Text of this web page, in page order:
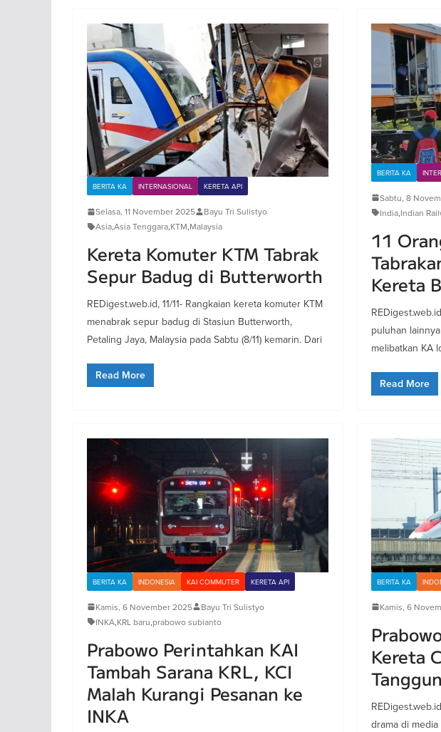
BERITA KA INTERNASIONAL KERETA API
Selasa, 11 November 2025
Bayu Tri Sulistyo
Asia,Asia Tenggara,KTM,Malaysia
Kereta Komuter KTM Tabrak
Sepur Badug di Butterworth
REDigest.web.id, 11/11- Rangkaian kereta komuter KTM
menabrak sepur badug di Stasiun Butterworth,
Petaling Jaya, Malaysia pada Sabtu (8/11) kemarin. Dari
Read More
BERITA KA
Sabtu, 8
India,Indian
11
Kereta
puluhan
melibatkan KA
Read More
BERITA KA INDONESIA KAI COMMUTER KERETA API
Kamis, 6 November 2025
Bayu Tri Sulistyo
INKA,KRL baru,prabowo subianto
Prabowo Perintahkan KAI
Tambah Sarana KRL, KCI
Malah Kurangi Pesanan ke
INKA
BERITA KA
Kamis, 6
Kereta
drama di